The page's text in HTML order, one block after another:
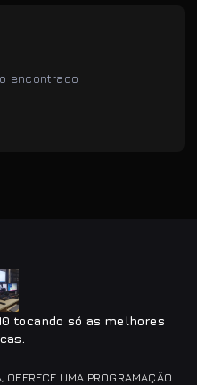
encontrado
tocando só as melhores
UMA PROGRAMAÇÃO